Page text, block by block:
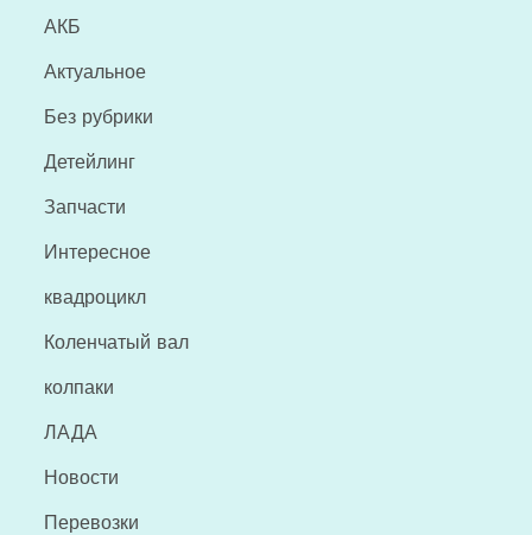
АКБ
Актуальное
Без рубрики
Детейлинг
Запчасти
Интересное
квадроцикл
Коленчатый вал
колпаки
ЛАДА
Новости
Перевозки